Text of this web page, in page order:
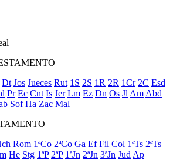
Dt Jos Jueces Rut 1S 2S 1R 2R 1Cr 2C Esd
Pr Ec Cnt Is Jer Lm Ez Dn Os Jl Am Abd
Sof Ha Zac Mal
Rom 1ªCo 2ªCo Ga Ef Fil Col 1ªTs 2ªTs
He Stg 1ªP 2ªP 1ªJn 2ªJn 3ªJn Jud Ap